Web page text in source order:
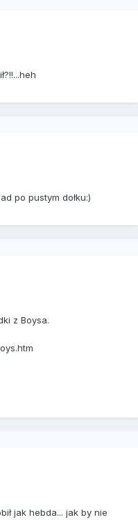
po pustym dołku:)
z Boysa.
jak hebda... jak by nie